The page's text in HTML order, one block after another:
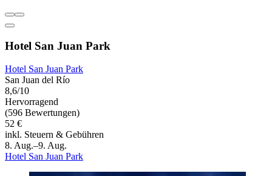
Hotel San Juan Park
Hotel San Juan Park
San Juan del Río
8,6/10
Hervorragend
(596 Bewertungen)
52 €
inkl. Steuern & Gebühren
8. Aug.–9. Aug.
Hotel San Juan Park